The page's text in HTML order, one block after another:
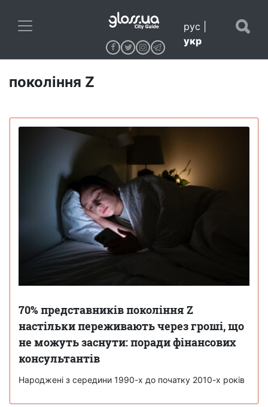
рус
укр
покоління Z
70% представників покоління Z
настільки переживають через гроші, що
не можуть заснути: поради фінансових
консультантів
Народжені з середини 1990-х до початку 2010-х років